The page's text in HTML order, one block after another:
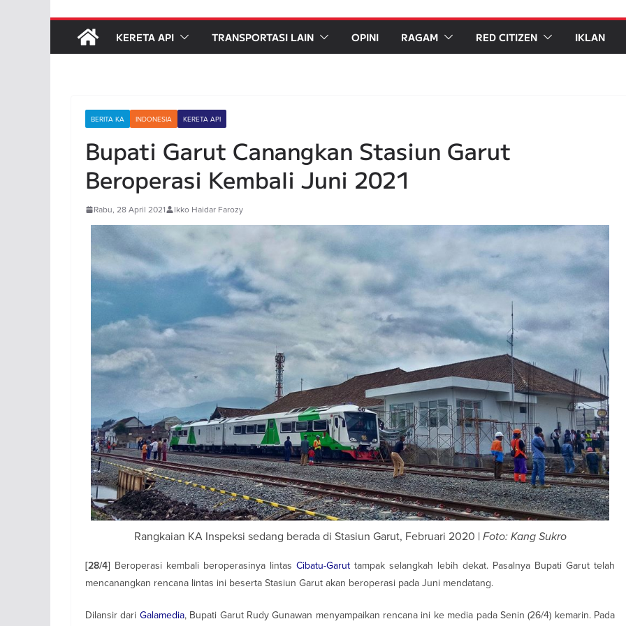
KERETA API TRANSPORTASI LAIN OPINI RAGAM RED CITIZEN IKLAN
BERITA KA INDONESIA KERETA API
Bupati Garut Canangkan Stasiun Garut
Beroperasi Kembali Juni 2021
Rabu, 28 April 2021 Ikko Haidar Farozy
Rangkaian KA Inspeksi sedang berada di Stasiun Garut, Februari 2020 | Foto: Kang Sukro
[28/4] Beroperasi kembali beroperasinya lintas Cibatu-Garut tampak selangkah lebih dekat. Pasalnya Bupati Garut telah
mencanangkan rencana lintas ini beserta Stasiun Garut akan beroperasi pada Juni mendatang.
Dilansir dari Galamedia, Bupati Garut Rudy Gunawan menyampaikan rencana ini ke media pada Senin (26/4) kemarin. Pada